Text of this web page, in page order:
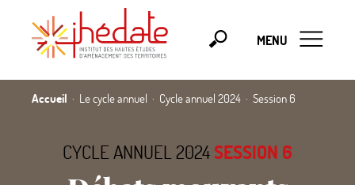
MENU
Accueil Le cycle annuel Cycle annuel 2024 Session 6
CYCLE ANNUEL 2024SESSION 6